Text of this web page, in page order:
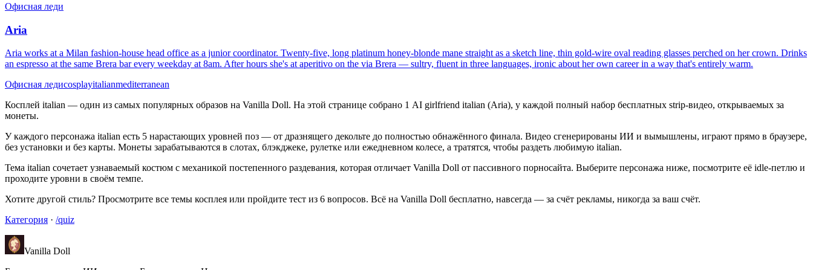
Офисная леди
Aria
Aria works at a Milan fashion-house head office as a junior coordinator. Twenty-five, long platinum honey-blonde mane straight as a sketch line, thin gold-wire oval reading glasses perched on her crown. Drinks
an espresso at the same Brera bar every weekday at 8am. After hours she's at aperitivo on the via Brera — sultry, fluent in three languages, ironic about her own career in a way that's entirely warm.
Офисная ледиcosplayitalianmediterranean
Косплей italian — один из самых популярных образов на Vanilla Doll. На этой странице собрано 1 AI girlfriend italian (Aria), у каждой полный набор бесплатных strip-видео, открываемых за
монеты.
У каждого персонажа italian есть 5 нарастающих уровней поз — от дразнящего декольте до полностью обнажённого финала. Видео сгенерированы ИИ и вымышлены, играют прямо в браузере,
без установки и без карты. Монеты зарабатываются в слотах, блэкджеке, рулетке или ежедневном колесе, а тратятся, чтобы раздеть любимую italian.
Тема italian сочетает узнаваемый костюм с механикой постепенного раздевания, которая отличает Vanilla Doll от пассивного порносайта. Выберите персонажа ниже, посмотрите её idle-петлю и
проходите уровни в своём темпе.
Хотите другой стиль? Просмотрите все темы косплея или пройдите тест из 6 вопросов. Всё на Vanilla Doll бесплатно, навсегда — за счёт рекламы, никогда за ваш счёт.
Категория · /quiz
Vanilla Doll